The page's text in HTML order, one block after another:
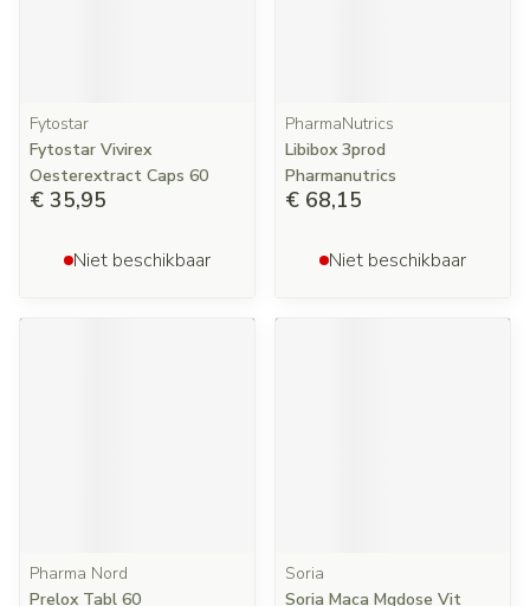
Fytostar
Fytostar Vivirex
Oesterextract Caps 60
€ 35,95
Niet beschikbaar
PharmaNutrics
Libibox 3prod
Pharmanutrics
€ 68,15
Niet beschikbaar
Pharma Nord
Prelox Tabl 60
Soria
Soria Maca Mgdose Vit